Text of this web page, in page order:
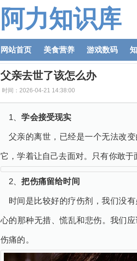
阿力知识库
网站首页 美食营养 游戏数码
父亲去世了该怎么办
时间：2026-04-21 14:38:00
1、学会接受现实
父亲的离世，已经是一个无法改
它，学着让自己去面对。只有你敢于
2、把伤痛留给时间
时间是比较好的疗伤剂，我们没
心的那种无措、慌乱和悲伤。我们
伤痛的。